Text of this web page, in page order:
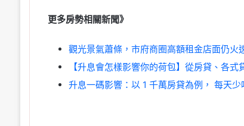
更多房勢相關新聞》
觀光景氣蕭條，市府商圈高額租金店面仍火
【升息會怎樣影響你的荷包】從房貸、各
升息一碼影響：以 1 千萬房貸為例， 每天少